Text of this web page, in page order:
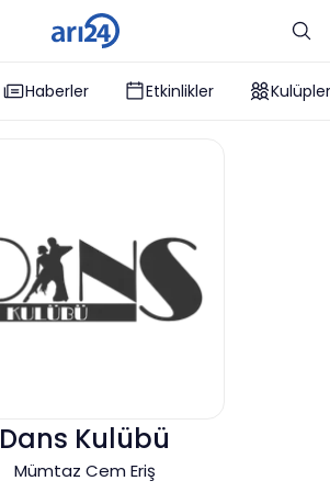
Haberler Etkinlikler Kulüpler
Dans Kulübü
Mümtaz Cem Eriş